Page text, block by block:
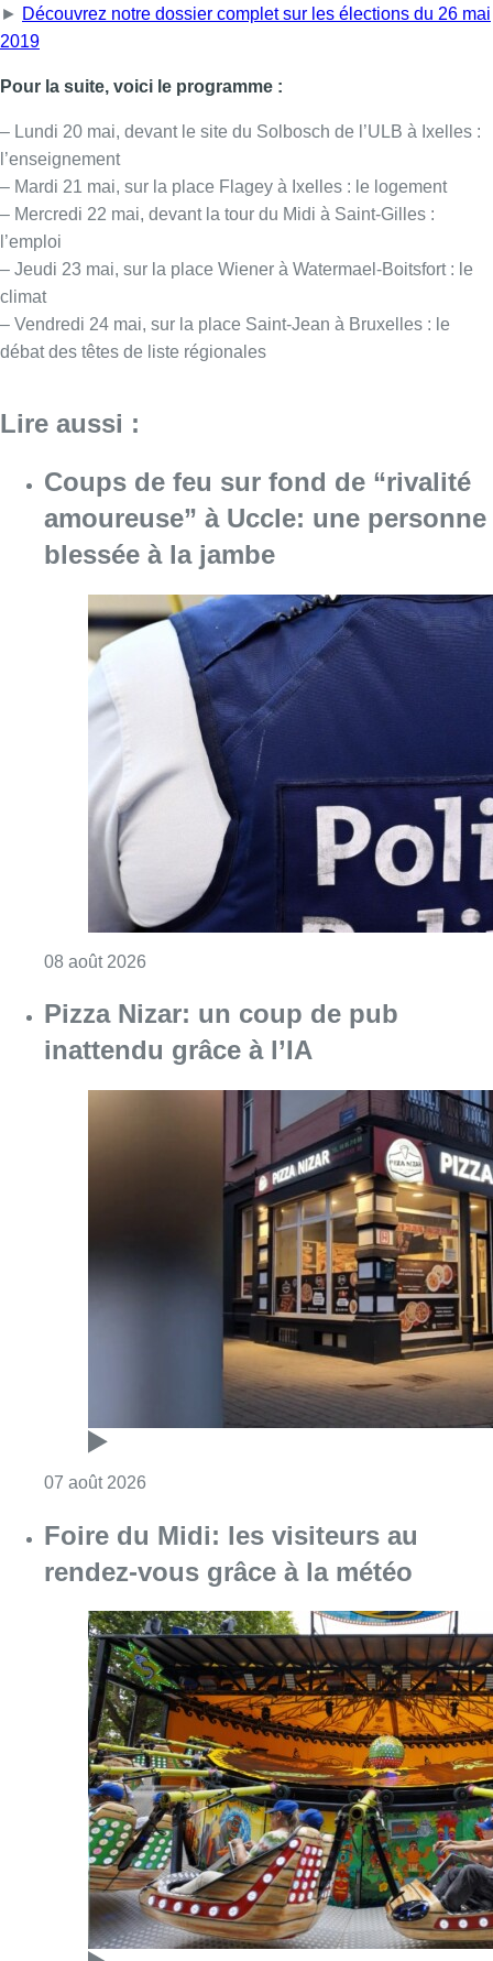
climat
– Vendredi 24 mai, sur la place Saint-Jean à Bruxelles : le
Lire aussi :
Coups de feu sur fond de “rivalité
amoureuse” à Uccle: une personne
blessée à la jambe
Consulter l'article "Coups de feu sur fond
Pizza Nizar: un coup de pub
inattendu grâce à l’IA
Consulter l'article "Pizza Nizar: un coup de
Foire du Midi: les visiteurs au
rendez-vous grâce à la météo
07 août 2026Consulter l'article "Foire du Midi: les
Les Bruxellois respectent mieux les
zones 30 ?